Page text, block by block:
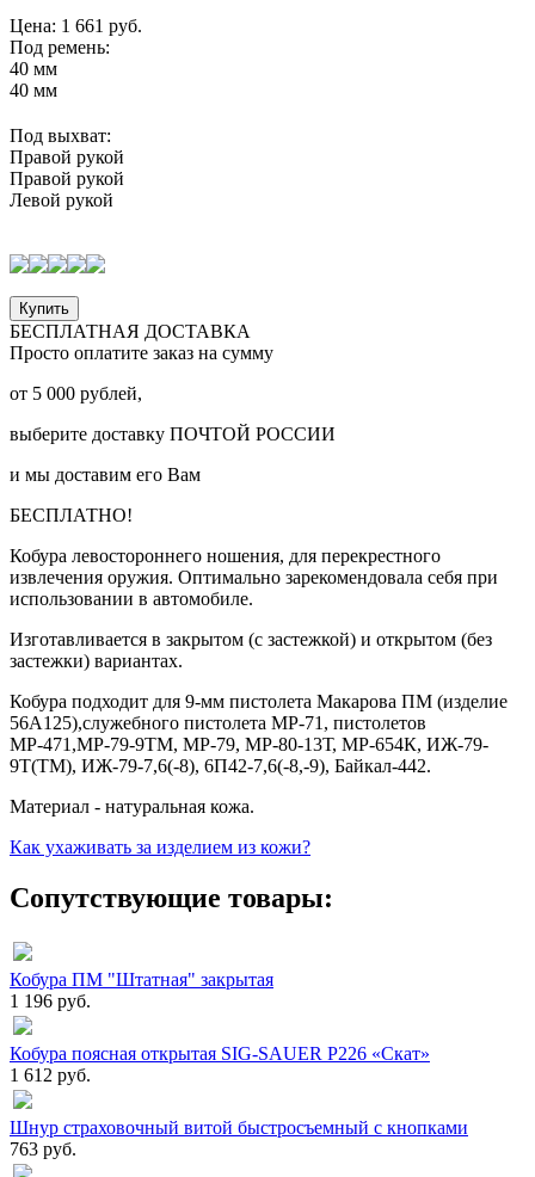
Цена: 1 661 руб.
Под ремень:
40 мм
40 мм
Под выхват:
Правой рукой
Правой рукой
Левой рукой
Купить
БЕСПЛАТНАЯ ДОСТАВКА
Просто оплатите заказ на сумму
от 5 000 рублей,
выберите доставку ПОЧТОЙ РОССИИ
и мы доставим его Вам
БЕСПЛАТНО!
Кобура левостороннего ношения, для перекрестного
извлечения оружия. Оптимально зарекомендовала себя при
использовании в автомобиле.
Изготавливается в закрытом (с застежкой) и открытом (без
застежки) вариантах.
Кобура подходит для 9-мм пистолета Макарова ПМ (изделие
56А125),служебного пистолета МР-71, пистолетов
МР-471,МР-79-9ТМ, МР-79, МР-80-13Т, МР-654К, ИЖ-79-
9Т(ТМ), ИЖ-79-7,6(-8), 6П42-7,6(-8,-9), Байкал-442.
Материал - натуральная кожа.
Как ухаживать за изделием из кожи?
Сопутствующие товары:
Кобура ПМ "Штатная" закрытая
1 196 руб.
Кобура поясная открытая SIG-SAUER P226 «Скат»
1 612 руб.
Шнур страховочный витой быстросъемный с кнопками
763 руб.